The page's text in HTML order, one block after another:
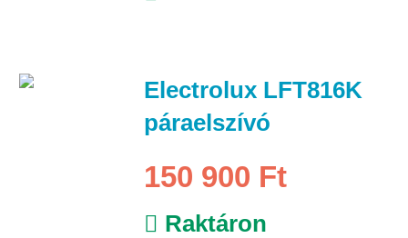
Electrolux LFT816K
páraelszívó
150 900 Ft
Raktáron